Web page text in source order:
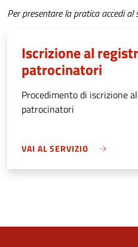
Per presentare la pratica accedi
Iscrizione al
patrocinatori
Procedimento di iscrizione
patrocinatori
VAI AL SERVIZIO